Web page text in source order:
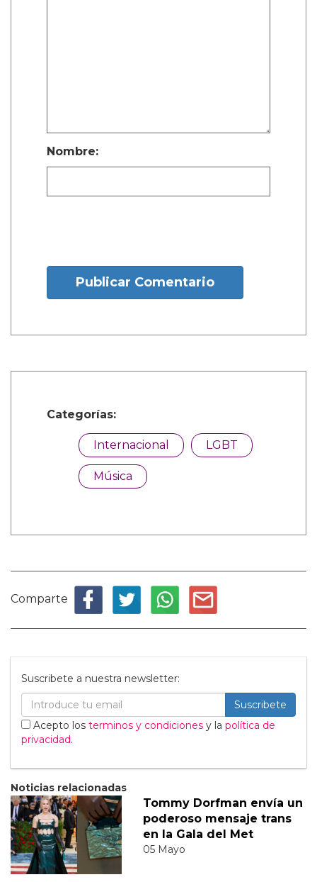
Nombre:
Publicar Comentario
Categorías:
Internacional LGBT
Música
Comparte
Suscribete a nuestra newsletter:
Suscribete
Acepto los terminos y condiciones y la política de
privacidad.
Noticias relacionadas
Tommy Dorfman envía un
poderoso mensaje trans
en la Gala del Met
05 Mayo